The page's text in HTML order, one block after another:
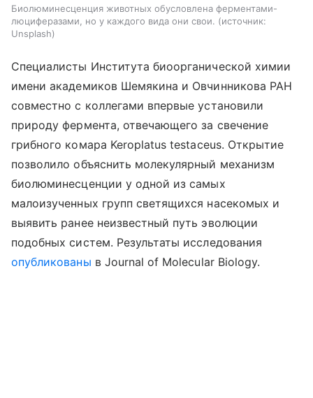
Биолюминесценция животных обусловлена ферментами-
люциферазами, но у каждого вида они свои.
источник:
Unsplash
Специалисты Института биоорганической химии
имени академиков Шемякина и Овчинникова РАН
совместно с коллегами впервые установили
природу фермента, отвечающего за свечение
грибного комара Keroplatus testaceus. Открытие
позволило объяснить молекулярный механизм
биолюминесценции у одной из самых
малоизученных групп светящихся насекомых и
выявить ранее неизвестный путь эволюции
подобных систем. Результаты исследования
опубликованы в Journal of Molecular Biology.